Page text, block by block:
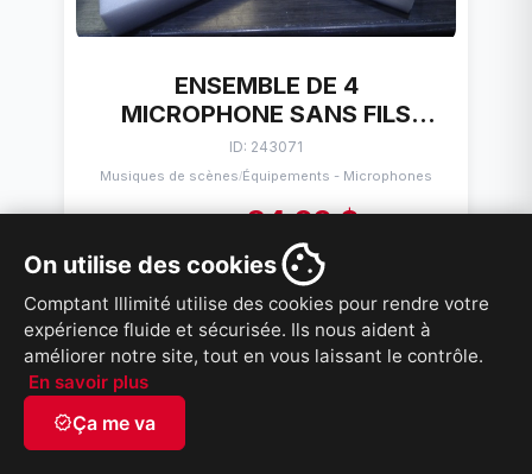
On utilise des cookies
Comptant Illimité utilise des cookies pour rendre votre
expérience fluide et sécurisée. Ils nous aident à
améliorer notre site, tout en vous laissant le contrôle.
En savoir plus
verifiedÇa me va
ENSEMBLE DE 4
MICROPHONE SANS FILS
PROFESSIONAL WIRELESS
MICROPHONE
ID: 243071
Musiques de scènes/Équipements - Microphones
84,99 $
VOIR PRODUIT